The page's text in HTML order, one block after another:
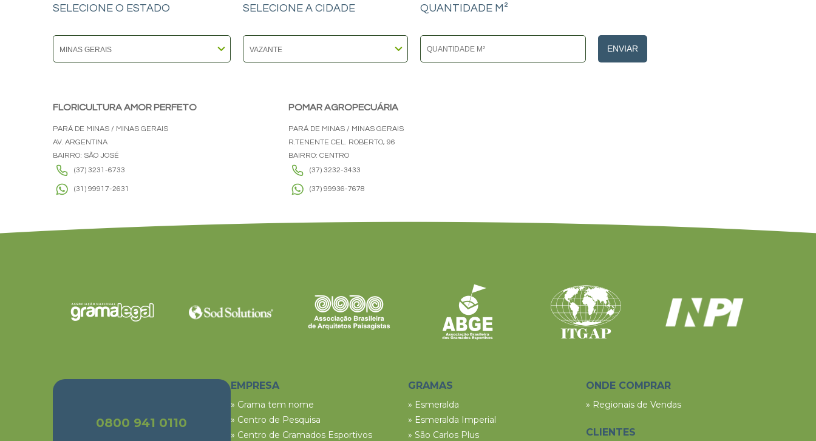
SELECIONE O ESTADO SELECIONE A CIDADE QUANTIDADE M²
ENVIAR
FLORICULTURA AMOR PERFETO
PARÁ DE MINAS / MINAS GERAIS
AV. ARGENTINA
BAIRRO: SÃO JOSÉ
(37) 3231-6733
(31) 99917-2631
POMAR AGROPECUÁRIA
PARÁ DE MINAS / MINAS GERAIS
R.TENENTE CEL. ROBERTO, 96
BAIRRO: CENTRO
(37) 3232-3433
(37) 99936-7678
0800 941 0110
EMPRESA
» Grama tem nome
» Centro de Pesquisa
» Centro de Gramados Esportivos
GRAMAS
» Esmeralda
» Esmeralda Imperial
» São Carlos Plus
ONDE COMPRAR
» Regionais de Vendas
CLIENTES